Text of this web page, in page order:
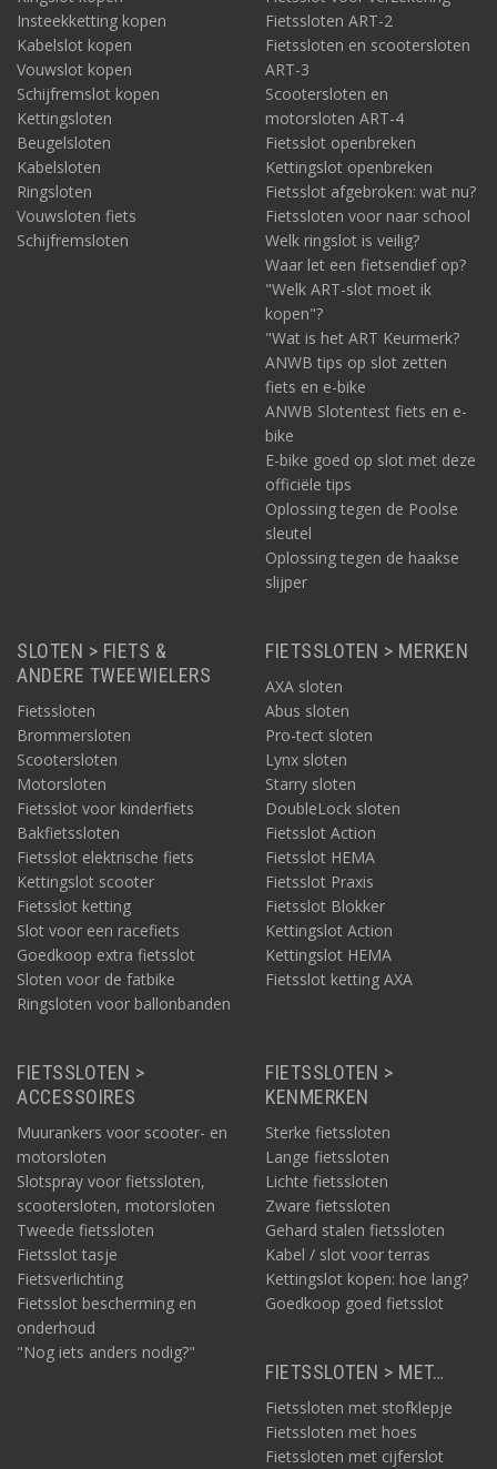
Insteekketting kopen
Kabelslot kopen
Vouwslot kopen
Schijfremslot kopen
Kettingsloten
Beugelsloten
Kabelsloten
Ringsloten
Vouwsloten fiets
Schijfremsloten
Fietssloten ART-2
Fietssloten en scootersloten
ART-3
Scootersloten en
motorsloten ART-4
Fietsslot openbreken
Kettingslot openbreken
Fietsslot afgebroken: wat nu?
Fietssloten voor naar school
Welk ringslot is veilig?
Waar let een fietsendief op?
"Welk ART-slot moet ik
kopen"?
"Wat is het ART Keurmerk?
ANWB tips op slot zetten
fiets en e-bike
ANWB Slotentest fiets en e-
bike
E-bike goed op slot met deze
officiële tips
Oplossing tegen de Poolse
sleutel
Oplossing tegen de haakse
slijper
SLOTEN > FIETS &
ANDERE TWEEWIELERS
Fietssloten
Brommersloten
Scootersloten
Motorsloten
Fietsslot voor kinderfiets
Bakfietssloten
Fietsslot elektrische fiets
Kettingslot scooter
Fietsslot ketting
Slot voor een racefiets
Goedkoop extra fietsslot
Sloten voor de fatbike
Ringsloten voor ballonbanden
FIETSSLOTEN > MERKEN
AXA sloten
Abus sloten
Pro-tect sloten
Lynx sloten
Starry sloten
DoubleLock sloten
Fietsslot Action
Fietsslot HEMA
Fietsslot Praxis
Fietsslot Blokker
Kettingslot Action
Kettingslot HEMA
Fietsslot ketting AXA
FIETSSLOTEN >
ACCESSOIRES
Muurankers voor scooter- en
motorsloten
Slotspray voor fietssloten,
scootersloten, motorsloten
Tweede fietssloten
Fietsslot tasje
Fietsverlichting
Fietsslot bescherming en
onderhoud
"Nog iets anders nodig?"
FIETSSLOTEN >
KENMERKEN
Sterke fietssloten
Lange fietssloten
Lichte fietssloten
Zware fietssloten
Gehard stalen fietssloten
Kabel / slot voor terras
Kettingslot kopen: hoe lang?
Goedkoop goed fietsslot
FIETSSLOTEN > MET…
Fietssloten met stofklepje
Fietssloten met hoes
Fietssloten met cijferslot